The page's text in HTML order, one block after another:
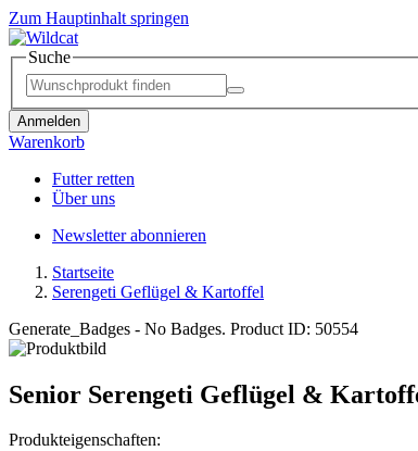
Zum Hauptinhalt springen
Suche
Anmelden
Warenkorb
Futter retten
Über uns
Newsletter abonnieren
Startseite
Serengeti Geflügel & Kartoffel
Generate_Badges - No Badges. Product ID: 50554
Senior Serengeti Geflügel &
Produkteigenschaften: